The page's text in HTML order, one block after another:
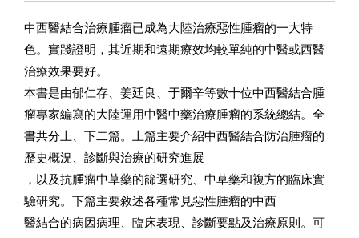
中西醫結合治療腫瘤已成為大陸治療惡性腫瘤的一大特
色。實踐證明，其近期和遠期療效均較單純的中醫或西醫
治療效果要好。
本書是由郁仁存、姜廷良、于爾辛等數十位中西醫結合腫
瘤專家編寫的大陸運用中醫中藥治療腫瘤的系統總結。全
書共分上、下二篇。上篇主要介紹中西醫結合防治腫瘤的
歷史概況、診斷與治療的研究進展
，以及抗腫瘤中草藥的篩選研究、中草藥和複方的臨床實
驗研究。下篇主要敘述各種常見惡性腫瘤的中西
醫結合的病因病理、臨床表現、診斷要點及治療原則。可